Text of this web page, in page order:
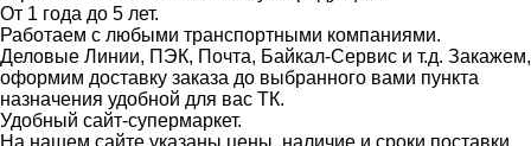
От 1 года до 5 лет.
Работаем с любыми транспортными компаниями.
Деловые Линии, ПЭК, Почта, Байкал-Сервис и т.д. Закажем,
оформим доставку заказа до выбранного вами пункта
назначения удобной для вас ТК.
Удобный сайт-супермаркет.
На нашем сайте указаны цены, наличие и сроки поставки